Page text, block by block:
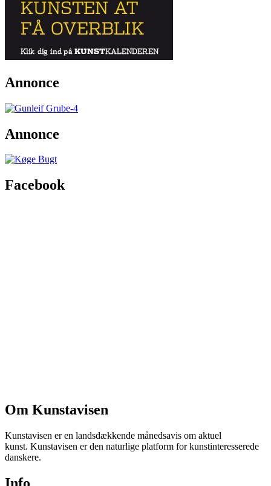
Annonce
Annonce
Facebook
Om Kunstavisen
Kunstavisen er en landsdækkende månedsavis om aktuel
kunst. Kunstavisen er den naturlige platform for kunstinteresserede
danskere.